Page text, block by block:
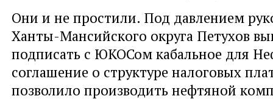
Они и не простили. Под давлением
Ханты-Мансийского округа Петухов
подписать с ЮКОСом кабальное для
соглашение о структуре налоговых
позволило производить нефтяной